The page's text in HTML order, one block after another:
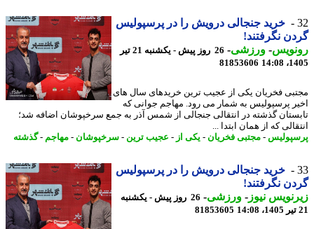
خرید جنجالی درویش را در پرسپولیس
نگرفتند!
-ورزشی-
26 روز پیش - یکشنبه 21 تیر
81853606
فخریان یکی از عجیب ترین خریدهای سال های
پرسپولیس به شمار می رود. مهاجم جوانی که
گذشته در انتقالی جنجالی از شمس آذر به جمع سرخپوشان اضافه شد؛
که از همان ابتدا ...
-مجتبی فخریان-یکی از-عجیب ترین- سرخپوشان-مهاجم-گذشته
خرید جنجالی درویش را در پرسپولیس
نگرفتند!
نیوز-ورزشی-
26 روز پیش - یکشنبه
81853605